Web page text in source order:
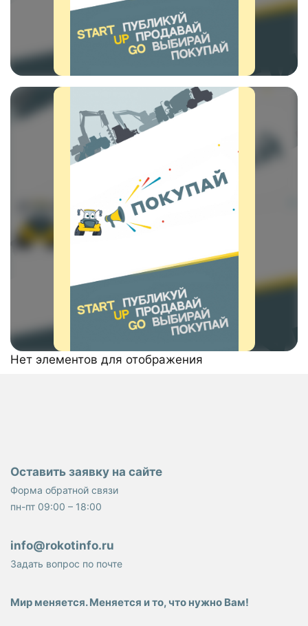
Нет элементов для отображения
Оставить заявку на сайте
Форма обратной связи
пн-пт 09:00 – 18:00
info@rokotinfo.ru
Задать вопрос по почте
Мир меняется. Меняется и то, что нужно Вам!